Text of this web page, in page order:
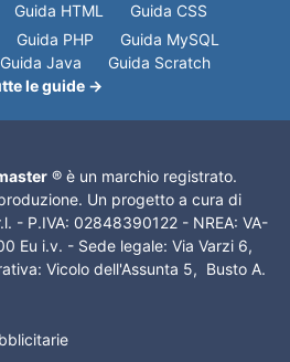
Guida HTML
Guida CSS
Guida PHP
Guida MySQL
Guida Java
Guida Scratch
le guide →
® è un marchio registrato.
Un progetto a cura di
- P.IVA: 02848390122 - NREA: VA-
Eu i.v. - Sede legale: Via Varzi 6,
Vicolo dell'Assunta 5, Busto A.